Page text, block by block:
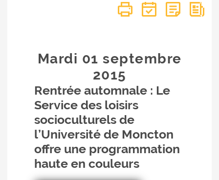
Mardi 01 septembre
2015
Rentrée automnale : Le
Service des loisirs
socioculturels de
l’Université de Moncton
offre une programmation
haute en couleurs